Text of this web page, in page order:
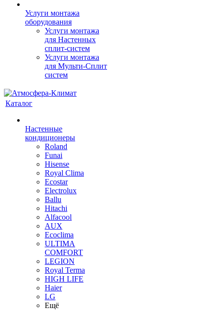
Услуги монтажа
оборудования
Услуги монтажа
для Настенных
сплит-систем
Услуги монтажа
для Мульти-Сплит
систем
Каталог
Настенные
кондиционеры
Roland
Funai
Hisense
Royal Clima
Ecostar
Electrolux
Ballu
Hitachi
Alfacool
AUX
Ecoclima
ULTIMA
COMFORT
LEGION
Royal Terma
HIGH LIFE
Haier
LG
Ещё